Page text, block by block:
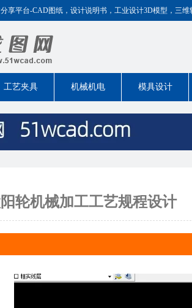
享平台-CAD图纸，设计说明书，工业设计3D模型，三维
工艺夹具 机械机电 模具设计
轮机械加工工艺规程设计